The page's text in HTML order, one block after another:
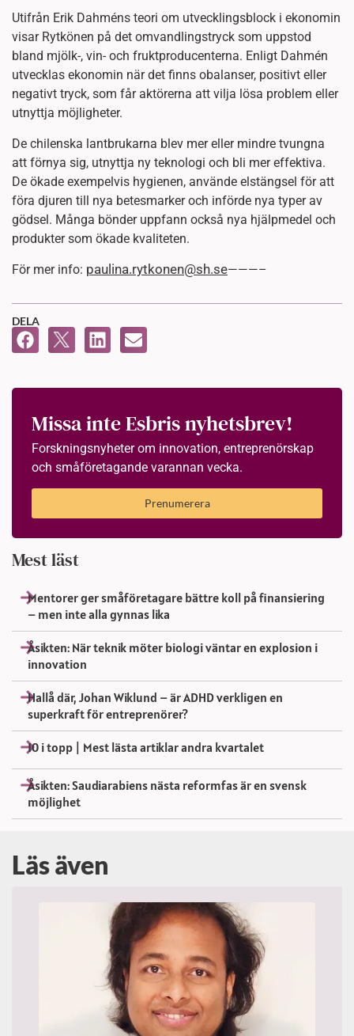
Utifrån Erik Dahméns teori om utvecklingsblock i ekonomin
visar Rytkönen på det omvandlingstryck som uppstod
bland mjölk-, vin- och fruktproducenterna. Enligt Dahmén
utvecklas ekonomin när det finns obalanser, positivt eller
negativt tryck, som får aktörerna att vilja lösa problem eller
utnyttja möjligheter.
De chilenska lantbrukarna blev mer eller mindre tvungna
att förnya sig, utnyttja ny teknologi och bli mer effektiva.
De ökade exempelvis hygienen, använde elstängsel för att
föra djuren till nya betesmarker och införde nya typer av
gödsel. Många bönder uppfann också nya hjälpmedel och
produkter som ökade kvaliteten.
För mer info: paulina.rytkonen@sh.se———–
DELA
Missa inte Esbris nyhetsbrev!
Forskningsnyheter om innovation, entreprenörskap
och småföretagande varannan vecka.
Prenumerera
Mest läst
Mentorer ger småföretagare bättre koll på finansiering
– men inte alla gynnas lika
Åsikten: När teknik möter biologi väntar en explosion i
innovation
Hallå där, Johan Wiklund – är ADHD verkligen en
superkraft för entreprenörer?
10 i topp | Mest lästa artiklar andra kvartalet
Åsikten: Saudiarabiens nästa reformfas är en svensk
möjlighet
Läs även